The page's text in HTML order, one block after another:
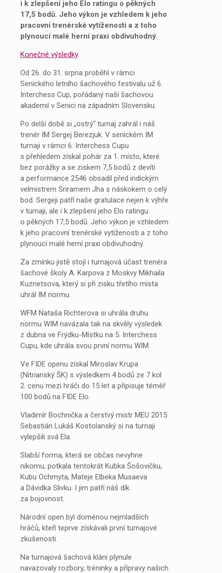
i k zlepšení jeho Elo ratingu o pěkných
17,5 bodů. Jeho výkon je vzhledem k jeho
pracovní trenérské vytíženosti a z toho
plynoucí malé herní praxi obdivuhodný.
Konečné výsledky.
Od 26. do 31. srpna proběhl v rámci
Senického letního šachového festivalu už 6.
Interchess Cup, pořádaný naší šachovou
akademií v Senici na západním Slovensku.
Po delší době si „ostrý“ turnaj zahrál i náš
trenér IM Sergej Berezjuk. V senickém IM
turnaji v rámci 6. Interchess Cupu
s přehledem získal pohár za 1. místo, které
bez porážky a se ziskem 7,5 bodů z devíti
a performance 2546 obsadil před indickým
velmistrem Sriramem Jha s náskokem o celý
bod. Sergeji patří naše gratulace nejen k výhře
v turnaji, ale i k zlepšení jeho Elo ratingu
o pěkných 17,5 bodů. Jeho výkon je vzhledem
k jeho pracovní trenérské vytíženosti a z toho
plynoucí malé herní praxi obdivuhodný.
Za zmínku jistě stojí i turnajová účast trenéra
šachové školy A. Karpova z Moskvy Mikhaila
Kuznetsova, který si při zisku třetího místa
uhrál IM normu.
WFM Nataša Richterova si uhrála druhu
normu WIM navázala tak na skvěly výsledek
z dubna ve Frýdku-Místku na 5. Interchess
Cupu, kde uhrála svou první normu WIM.
Ve FIDE openu získal Miroslav Krupa
(Nitrianský ŠK) s výsledkem 4 bodů ze 7 kol
2. cenu mezi hráči do 15 let a připisuje téměř
100 bodů na FIDE Elo.
Vladimír Bochnička a čerstvý mistr MEU 2015
Sebastián Lukáš Kostolanský si na turnaji
vylepšili svá Ela.
Slabší forma, která se občas nevyhne
nikomu, potkala tentokrát Kubka Šošovičku,
Kubu Ochmyta, Mateje Elbeka Musaeva
a Dávidka Slivku. I jim patří náš dík
za bojovnost.
Národní open byl doménou nejmladších
hráčů, kteří teprve získávali první turnajové
zkušenosti.
Na turnajová šachová klání plynule
navazovaly rozbory, tréninky a přípravy našich